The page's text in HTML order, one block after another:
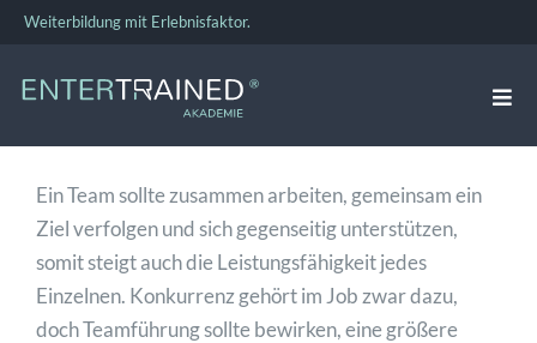
Zum
springen
Weiterbildung mit Erlebnisfaktor.
FÜHRUNGSKRÄFTE-TRAINING
Ein Team sollte zusammen arbeiten, gemeinsam ein
Ziel verfolgen und sich gegenseitig unterstützen,
somit steigt auch die Leistungsfähigkeit jedes
Einzelnen. Konkurrenz gehört im Job zwar dazu,
doch Teamführung sollte bewirken, eine größere